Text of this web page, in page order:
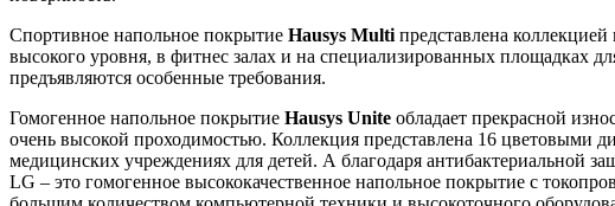
Спортивное напольное покрытие Hausys Multi представлена
высокого уровня, в фитнес залах и на специализированных площадках
предъявляются особенные требования.
Гомогенное напольное покрытие Hausys Unite обладает прекрасной
очень высокой проходимостью. Коллекция представлена 16 цветовыми
медицинских учреждениях для детей. А благодаря антибактериальной
LG – это гомогенное высококачественное напольное покрытие с